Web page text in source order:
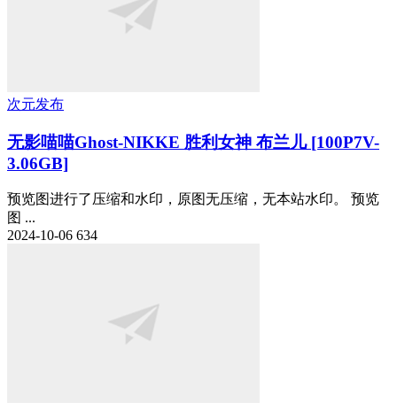
次元发布
无影喵喵Ghost-NIKKE 胜利女神 布兰儿 [100P7V-
3.06GB]
预览图进行了压缩和水印，原图无压缩，无本站水印。 预览
图 ...
2024-10-06 634